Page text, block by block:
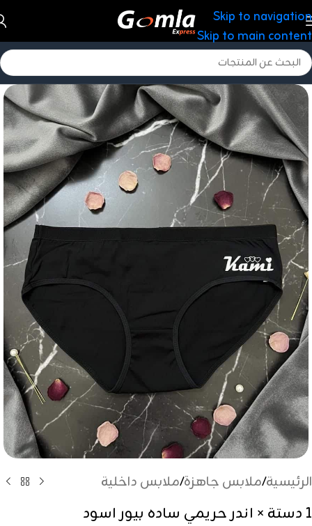
Skip to navigation
Skip to main content
الرئيسية/ملابس جاهزة/ملابس داخلية
1 دستة × اندر حريمي ساده بيور اسود